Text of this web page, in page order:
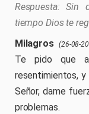
Sin
tiempo Dios te
Milagros (26-08-
Te pido que
resentimientos, y
Señor, dame
problemas.